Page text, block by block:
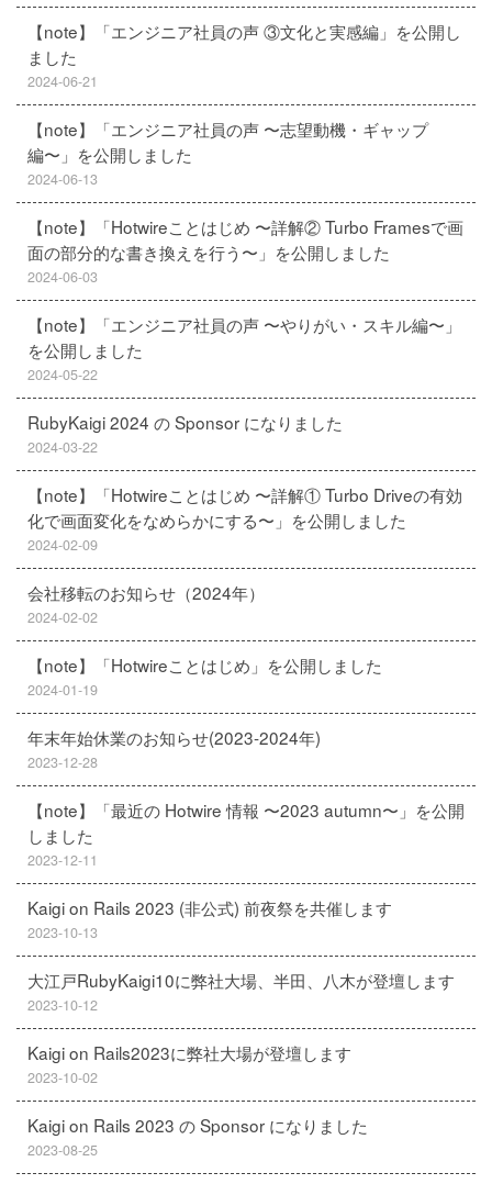
【note】「エンジニア社員の声 ③文化と実感編」を公開し
ました
2024-06-21
【note】「エンジニア社員の声 〜志望動機・ギャップ
編〜」を公開しました
2024-06-13
【note】「Hotwireことはじめ 〜詳解② Turbo Framesで画
面の部分的な書き換えを行う〜」を公開しました
2024-06-03
【note】「エンジニア社員の声 〜やりがい・スキル編〜」
を公開しました
2024-05-22
RubyKaigi 2024 の Sponsor になりました
2024-03-22
【note】「Hotwireことはじめ 〜詳解① Turbo Driveの有効
化で画面変化をなめらかにする〜」を公開しました
2024-02-09
会社移転のお知らせ（2024年）
2024-02-02
【note】「Hotwireことはじめ」を公開しました
2024-01-19
年末年始休業のお知らせ(2023-2024年)
2023-12-28
【note】「最近の Hotwire 情報 〜2023 autumn〜」を公開
しました
2023-12-11
Kaigi on Rails 2023 (非公式) 前夜祭を共催します
2023-10-13
大江戸RubyKaigi10に弊社大場、半田、八木が登壇します
2023-10-12
Kaigi on Rails2023に弊社大場が登壇します
2023-10-02
Kaigi on Rails 2023 の Sponsor になりました
2023-08-25